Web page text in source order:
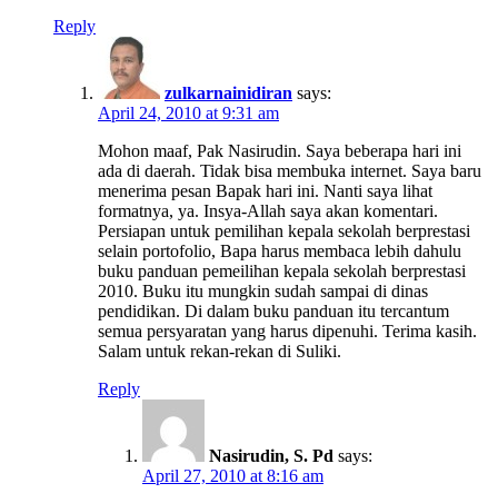
Reply
zulkarnainidiran says:
April 24, 2010 at 9:31 am
Mohon maaf, Pak Nasirudin. Saya beberapa hari ini
ada di daerah. Tidak bisa membuka internet. Saya baru
menerima pesan Bapak hari ini. Nanti saya lihat
formatnya, ya. Insya-Allah saya akan komentari.
Persiapan untuk pemilihan kepala sekolah berprestasi
selain portofolio, Bapa harus membaca lebih dahulu
buku panduan pemeilihan kepala sekolah berprestasi
2010. Buku itu mungkin sudah sampai di dinas
pendidikan. Di dalam buku panduan itu tercantum
semua persyaratan yang harus dipenuhi. Terima kasih.
Salam untuk rekan-rekan di Suliki.
Reply
Nasirudin, S. Pd says:
April 27, 2010 at 8:16 am